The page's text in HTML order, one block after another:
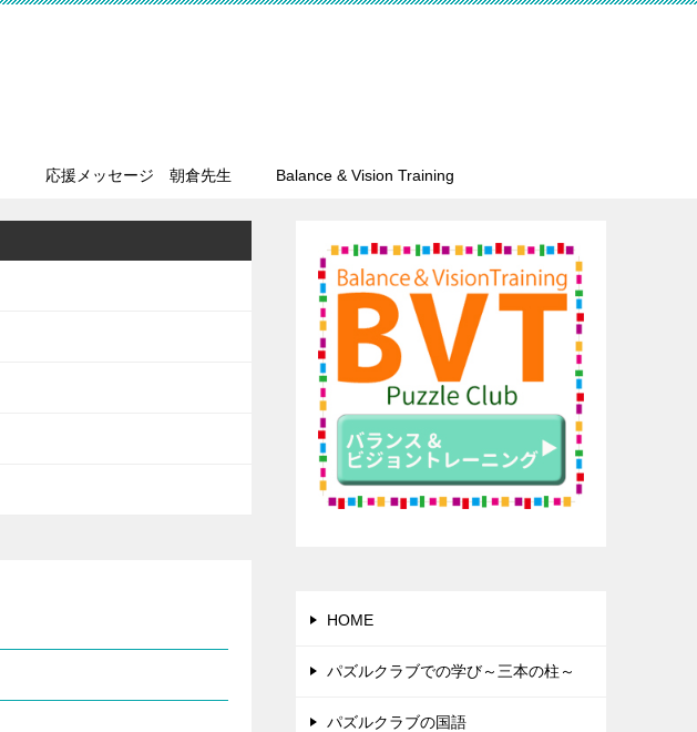
応援メッセージ 朝倉先生 Balance & Vision Training
HOME
パズルクラブでの学び～三本の柱～
パズルクラブの国語